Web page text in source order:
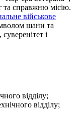
та справжню місію.
військове
шани та
і
відділу;
відділу;